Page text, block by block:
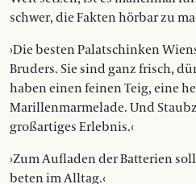
schwer, die Fakten hörbar zu
›Die besten Palatschinken
Bruders. Sie sind ganz frisch,
haben einen feinen Teig, eine
Marillenmarmelade. Und
groß­artiges Erlebnis.‹
›Zum Aufladen der Batterien
beten im Alltag.‹